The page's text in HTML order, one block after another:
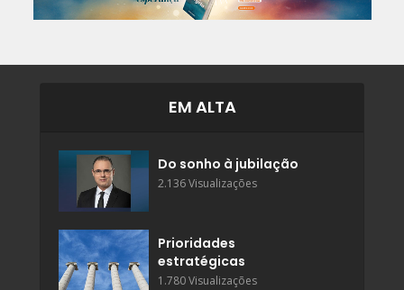
EM ALTA
Do sonho à jubilação
2.136 Visualizações
Prioridades
estratégicas
1.780 Visualizações